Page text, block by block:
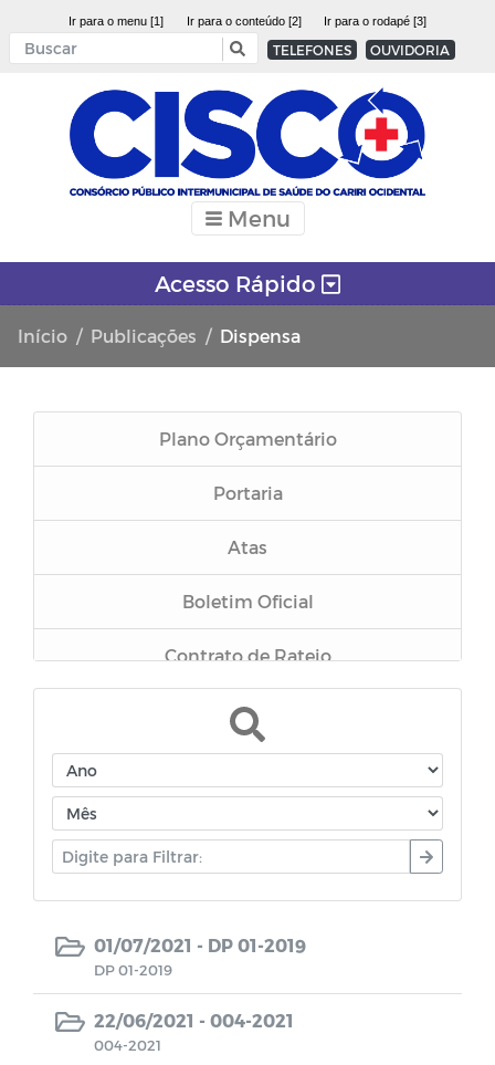
Ir para o menu [1] Ir para o conteúdo [2] Ir para o rodapé [3]
TELEFONES OUVIDORIA
Menu
Acesso Rápido
Início Publicações Dispensa
Plano Orçamentário
Portaria
Atas
Boletim Oficial
Contrato de Rateio
Relatório de Gestão Fiscal
Chamamento
Tomada de Preços 001/2023
Chamamento 002/2023
01/07/2021 - DP 01-2019
DP 01-2019
22/06/2021 - 004-2021
004-2021